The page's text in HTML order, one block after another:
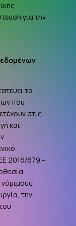
για την
τα
που
στις
και
2016/679 –
νόμιμους
την